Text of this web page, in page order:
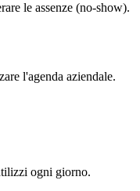
le assenze (no-show).
l'agenda aziendale.
ogni giorno.